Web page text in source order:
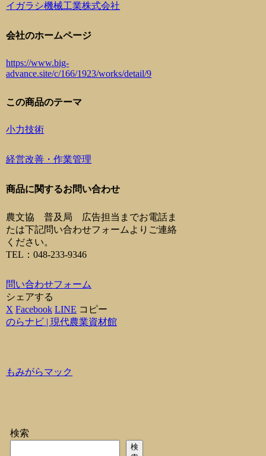
イガラシ機械工業株式会社
会社のホームページ
https://www.big-
advance.site/c/166/1923/works/detail/9
この商品のテーマ
小力技術
経営改善・作業管理
商品に関するお問い合わせ
農文協 普及局 広告担当までお電話ま
たは下記問い合わせフォームよりご連絡
ください。
TEL：048-233-9346
問い合わせフォーム
シェアする
X Facebook LINE コピー
のらナビ | 現代農業資材館
もみがらマック
検索
検